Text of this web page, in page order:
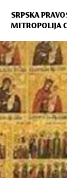
SRPSKA
MITROPOLIJA